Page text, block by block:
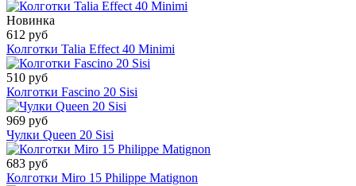
Новинка
612 руб
Колготки Talia Effect 40 Minimi
510 руб
Колготки Fascino 20 Sisi
969 руб
Чулки Queen 20 Sisi
683 руб
Колготки Miro 15 Philippe Matignon